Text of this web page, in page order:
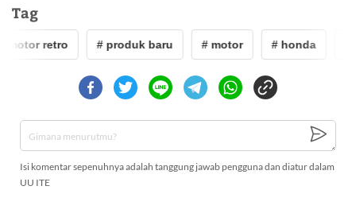
Tag
motor retro # produk baru # motor # honda
Isi komentar sepenuhnya adalah tanggung jawab pengguna dan diatur dalam
UU ITE